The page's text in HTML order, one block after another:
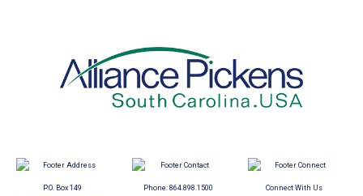
P.O. Box 149
Phone: 864.898.1500
Connect With Us